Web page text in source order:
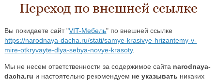
Переход по внешней ссылке
Вы покидаете сайт "VIT-Мебель" по внешней ссылке
https://narodnaya-dacha.ru/stati/samye-krasivye-hrizantemy-v-
mire-otkryvayte-dlya-sebya-novye-krasoty.
Мы не несем ответственности за содержимое сайта narodnaya-
dacha.ru и настоятельно рекомендуем не указывать никаких